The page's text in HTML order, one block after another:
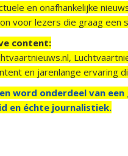
en onafhankelijke
voor lezers die graag een
content:
en jarenlange ervaring
word onderdeel van
en échte journalistiek.